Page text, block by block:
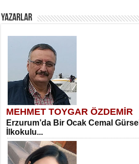
YAZARLAR
MEHMET TOYGAR ÖZDEMİR
Erzurum’da Bir Ocak Cemal Gürsel
İlkokulu...